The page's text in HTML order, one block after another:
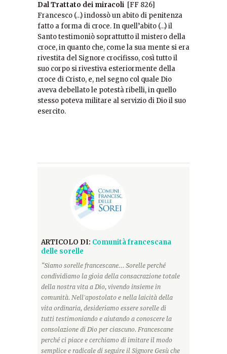
Dal Trattato dei miracoli [FF 826]
Francesco (…) indossò un abito di penitenza
fatto a forma di croce. In quell’abito (…) il
Santo testimoniò soprattutto il mistero della
croce, in quanto che, come la sua mente si era
rivestita del Signore crocifisso, così tutto il
suo corpo si rivestiva esteriormente della
croce di Cristo, e, nel segno col quale Dio
aveva debellato le potestà ribelli, in quello
stesso poteva militare al servizio di Dio il suo
esercito.
ARTICOLO DI: Comunità francescana
delle sorelle
“Siamo sorelle francescane... Sorelle perché
condividiamo la gioia della consacrazione totale
della nostra vita a Dio, vivendo insieme in
comunità. Nell'apostolato e nella laicità della
vita ordinaria, desideriamo essere sorelle di
tutti testimoniando e aiutando a conoscere la
consolazione di Dio per ciascuno. Francescane
perché ci piace e cerchiamo di imitare il modo
semplice e radicale di seguire il Signore Gesù che